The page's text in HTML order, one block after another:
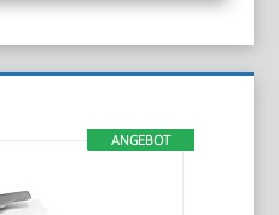
ANGEBOT